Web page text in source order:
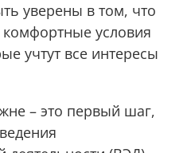
уверены в том, что
комфортные условия
учтут все интересы
– это первый шаг,